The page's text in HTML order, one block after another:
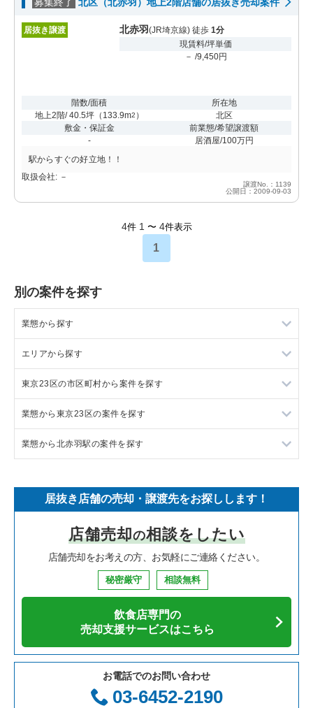
居抜き譲渡 北赤羽(JR埼京線) 徒歩 1分
現賃料/坪単価
－ /9,450円
階数/面積
地上2階/ 40.5坪（ 133.9m2 ）
所在地
北区
敷金・保証金
-
前業態/希望譲渡額
居酒屋/100万円
駅からすぐの好立地！！
取扱会社: －
譲渡No.：1139
公開日：2009-09-03
4件 1 〜 4件表示
1
別の案件を探す
業態から探す
ラーメンの居抜き売却物件の案件一覧
フランス料理の居抜き売却物件の案件一覧
イタリア料理の居抜き売却物件の案件一覧
中華の居抜き売却物件の案件一覧
寿司の居抜き売却物件の案件一覧
焼肉の居抜き売却物件の案件一覧
鉄板焼き・お好み焼の居抜き売却物件の案件一覧
カフェの居抜き売却物件の案件一覧
テイクアウトの居抜き売却物件の案件一覧
お弁当・惣菜・デリの居抜き売却物件の案件一覧
エリアから探す
東京23区の飲食店の居抜き売却物件の案件一覧
東京都下の飲食店の居抜き売却物件の案件一覧
千葉県の飲食店の居抜き売却物件の案件一覧
神奈川県の飲食店の居抜き売却物件の案件一覧
大阪府の飲食店の居抜き売却物件の案件一覧
兵庫県の飲食店の居抜き売却物件の案件一覧
愛知県の飲食店の居抜き売却物件の案件一覧
岐阜県の飲食店の居抜き売却物件の案件一覧
三重県の飲食店の居抜き売却物件の案件一覧
東京23区の市区町村から案件を探す
目黒区の飲食店の居抜き売却物件の案件一覧
渋谷区の飲食店の居抜き売却物件の案件一覧
新宿区の飲食店の居抜き売却物件の案件一覧
葛飾区の飲食店の居抜き売却物件の案件一覧
中央区の飲食店の居抜き売却物件の案件一覧
千代田区の飲食店の居抜き売却物件の案件一覧
港区の飲食店の居抜き売却物件の案件一覧
足立区の飲食店の居抜き売却物件の案件一覧
業態から東京23区の案件を探す
東京23区のラーメンの居抜き売却物件の案件一覧
東京23区のイタリア料理の居抜き売却物件の案件一覧
東京23区の中華の居抜き売却物件の案件一覧
東京23区のそば・うどんの居抜き売却物件の案件一覧
東京23区の焼肉の居抜き売却物件の案件一覧
東京23区の鉄板焼き・お好み焼の居抜き売却物件の案件一覧
東京23区のアジア料理の居抜き売却物件の案件一覧
業態から北赤羽駅の案件を探す
北赤羽駅の中華の居抜き売却物件の案件一覧
居抜き店舗の売却・譲渡先をお探しします！
店舗売却の相談をしたい
店舗売却をお考えの方、お気軽にご連絡ください。
秘密厳守 相談無料
飲食店専門の
売却支援サービスはこちら
お電話でのお問い合わせ
03-6452-2190